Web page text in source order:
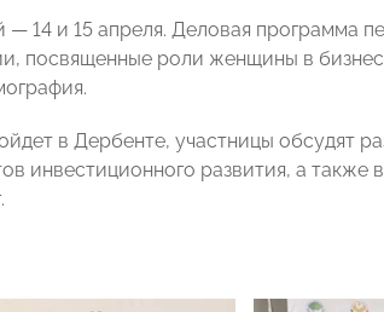
14 и 15 апреля. Деловая программа
посвященные роли женщины в
в Дербенте, участницы обсудят
инвестиционного развития, а